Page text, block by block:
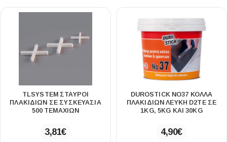
TLSYSTEM ΣΤΑΥΡΟΙ
ΠΛΑΚΙΔΙΩΝ ΣΕ ΣΥΣΚΕΥΑΣΙΑ
500 ΤΕΜΑΧΙΩΝ
3,81€
DUROSTICK NΟ37 ΚΟΛΛΑ
ΠΛΑΚΙΔΙΩΝ ΛΕΥΚΗ D2TE ΣΕ
1KG, 5KG ΚΑΙ 30KG
4,90€